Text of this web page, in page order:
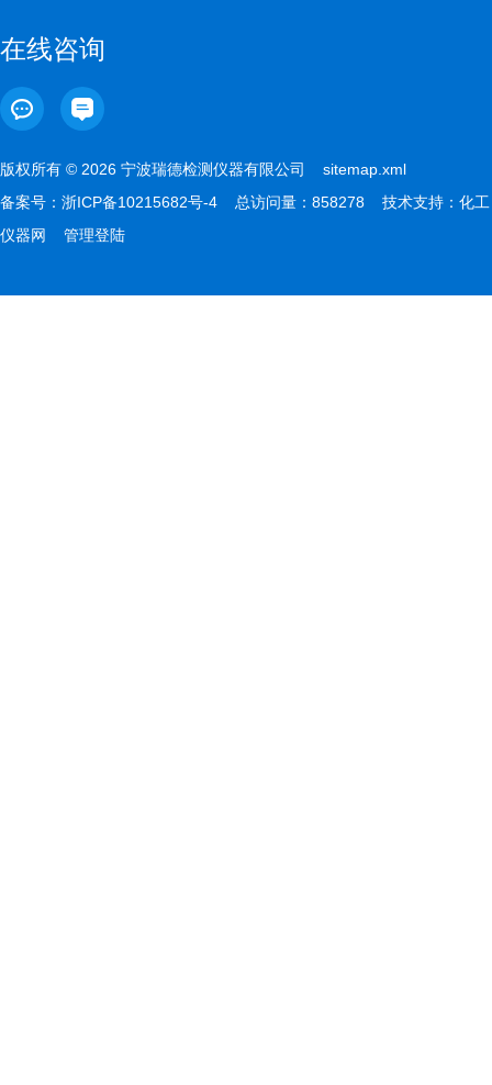
在线咨询
版权所有 © 2026 宁波瑞德检测仪器有限公司 sitemap.xml
备案号： 浙ICP备10215682号-4 总访问量：858278 技术支持： 化工
仪器网
管理登陆